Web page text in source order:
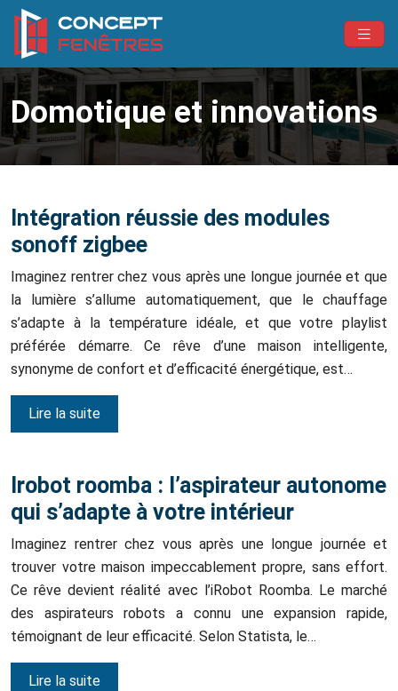
Domotique et innovations
Intégration réussie des modules
sonoff zigbee
Imaginez rentrer chez vous après une longue journée et que
la lumière s’allume automatiquement, que le chauffage
s’adapte à la température idéale, et que votre playlist
préférée démarre. Ce rêve d’une maison intelligente,
synonyme de confort et d’efficacité énergétique, est…
Lire la suite
Irobot roomba : l’aspirateur autonome
qui s’adapte à votre intérieur
Imaginez rentrer chez vous après une longue journée et
trouver votre maison impeccablement propre, sans effort.
Ce rêve devient réalité avec l’iRobot Roomba. Le marché
des aspirateurs robots a connu une expansion rapide,
témoignant de leur efficacité. Selon Statista, le…
Lire la suite